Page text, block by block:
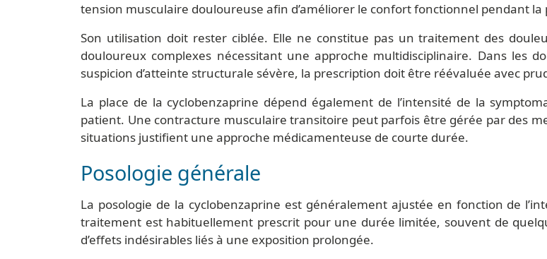
tension musculaire douloureuse afin d’améliorer le confort fonctionnel pendant la
Son utilisation doit rester ciblée. Elle ne constitue pas un traitement des
douloureux complexes nécessitant une approche multidisciplinaire. Dans les
suspicion d’atteinte structurale sévère, la prescription doit être réévaluée avec
La place de la cyclobenzaprine dépend également de l’intensité de la
patient. Une contracture musculaire transitoire peut parfois être gérée par des
situations justifient une approche médicamenteuse de courte durée.
Posologie générale
La posologie de la cyclobenzaprine est généralement ajustée en fonction de
traitement est habituellement prescrit pour une durée limitée, souvent de
d’effets indésirables liés à une exposition prolongée.